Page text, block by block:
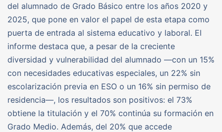
del alumnado de Grado Básico entre los años 2020 y
2025, que pone en valor el papel de esta etapa como
puerta de entrada al sistema educativo y laboral. El
informe destaca que, a pesar de la creciente
diversidad y vulnerabilidad del alumnado —con un 15%
con necesidades educativas especiales, un 22% sin
escolarización previa en ESO o un 16% sin permiso de
residencia—, los resultados son positivos: el 73%
obtiene la titulación y el 70% continúa su formación en
Grado Medio. Además, del 20% que accede